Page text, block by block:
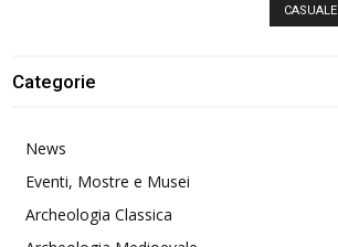
CASUALE
Categorie
News
Eventi, Mostre e Musei
Archeologia Classica